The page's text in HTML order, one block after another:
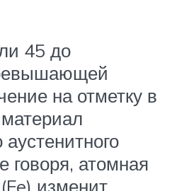
45 до
на отметку в
аустенитного
говоря, атомная
изменит